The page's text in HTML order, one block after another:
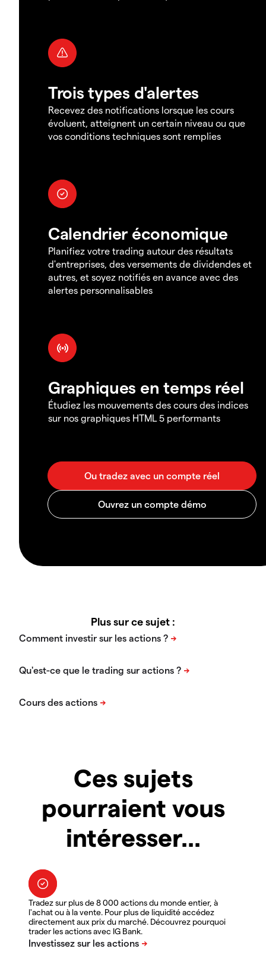
Trois types d'alertes
Recevez des notifications lorsque les cours
évoluent, atteignent un certain niveau ou que
vos conditions techniques sont remplies
Calendrier économique
Planifiez votre trading autour des résultats
d'entreprises, des versements de dividendes et
autres, et soyez notifiés en avance avec des
alertes personnalisables
Graphiques en temps réel
Étudiez les mouvements des cours des indices
sur nos graphiques HTML 5 performants
Plus sur ce sujet :
Ces sujets
pourraient vous
intéresser...
Tradez sur plus de 8 000 actions du monde entier, à
l'achat ou à la vente. Pour plus de liquidité accédez
directement aux prix du marché. Découvrez pourquoi
trader les actions avec IG Bank.